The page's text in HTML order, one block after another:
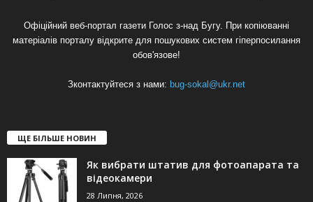
Офіційний веб-портал газети Голос з-над Бугу. При копіюванні
матеріалів порталу відкрите для пошукових систем гіперпосилання
обов'язове!
Зконтактуйтеся з нами: bug-sokal@ukr.net
ЩЕ БІЛЬШЕ НОВИН
Як вибрати штатив для фотоапарата та
відеокамери
28 Липня, 2026